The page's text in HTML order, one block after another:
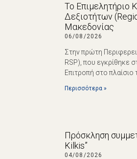
Το Επιμελητήριο
Δεξιοτήτων
Μακεδονίας
06/08/2026
Στην πρώτη
RSP), που εγκρίθηκε
Επιτροπή στο
Περισσότερα »
Πρόσκληση
Kilkis”
04/08/2026